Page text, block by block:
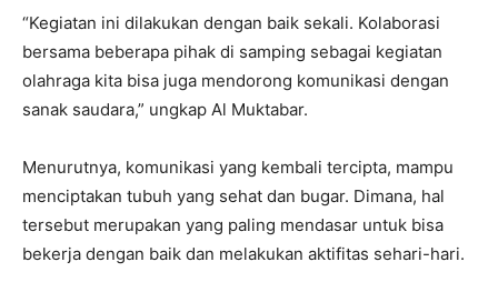
“Kegiatan ini dilakukan dengan baik sekali. Kolaborasi
bersama beberapa pihak di samping sebagai kegiatan
olahraga kita bisa juga mendorong komunikasi dengan
sanak saudara,” ungkap Al Muktabar.
Menurutnya, komunikasi yang kembali tercipta, mampu
menciptakan tubuh yang sehat dan bugar. Dimana, hal
tersebut merupakan yang paling mendasar untuk bisa
bekerja dengan baik dan melakukan aktifitas sehari-hari.